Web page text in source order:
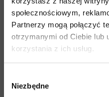
społecznościowym,
Partnerzy mogą połączyć
otrzymanymi od Ciebie lub
korzystania z ich usług.
zgody
Niezbędne
impregnacja DWR nie
środowiska związków PFC,
wilgocią
2-punktowa regulacja
2 boczne kieszenie